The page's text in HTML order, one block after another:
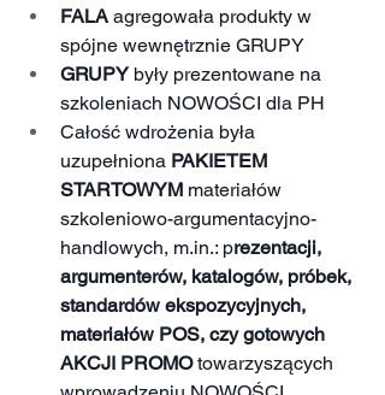
FALA agregowała produkty w
spójne wewnętrznie GRUPY
GRUPY były prezentowane na
szkoleniach NOWOŚCI dla PH
Całość wdrożenia była
uzupełniona PAKIETEM
STARTOWYM materiałów
szkoleniowo-argumentacyjno-
handlowych, m.in.: prezentacji,
argumenterów, katalogów, próbek,
standardów ekspozycyjnych,
materiałów POS, czy gotowych
AKCJI PROMO towarzyszących